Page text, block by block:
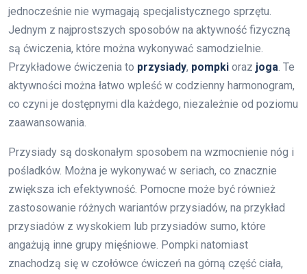
jednocześnie nie wymagają specjalistycznego sprzętu.
Jednym z najprostszych sposobów na aktywność fizyczną
są ćwiczenia, które można wykonywać samodzielnie.
Przykładowe ćwiczenia to przysiady, pompki oraz joga . Te
aktywności można łatwo wpleść w codzienny harmonogram,
co czyni je dostępnymi dla każdego, niezależnie od poziomu
zaawansowania.
Przysiady są doskonałym sposobem na wzmocnienie nóg i
pośladków. Można je wykonywać w seriach, co znacznie
zwiększa ich efektywność. Pomocne może być również
zastosowanie różnych wariantów przysiadów, na przykład
przysiadów z wyskokiem lub przysiadów sumo, które
angażują inne grupy mięśniowe. Pompki natomiast
znachodzą się w czołówce ćwiczeń na górną część ciała,